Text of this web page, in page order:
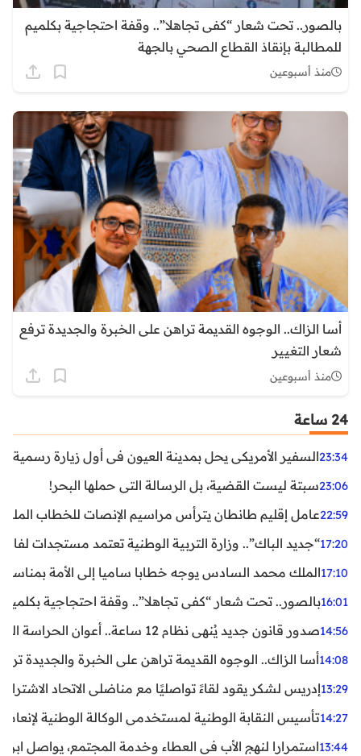
بالصور.. تحت شعار “كفى تجاهلا”.. وقفة احتجاجية بكلميم
للمطالبة بإنقاذ القطاع الصحي بالجهة
منذ أسبوعين
أسا الزاك.. الوجوه القديمة تراهن على الخبرة والجديدة ترفع
شعار التغيير
منذ أسبوعين
24 ساعة
23:34السفير الأمريكي يحل بمدينة العيون في أول زيارة رسمية
23:06سبتة ليست القضية، بل الرسالة التي حملها البحر!
22:59عامل إقليم طانطان يترأس مراسيم الإنصات للخطاب
17:20“جديد الباك”.. وزارة التربية الوطنية تعتمد مستجدات
17:10الملك محمد السادس يوجه خطابا ساميا إلى الأمة بمناسبة الذكرى الـ27
16:01بالصور.. تحت شعار “كفى تجاهلا”.. وقفة احتجاجية بكلميم
14:56صدور قانون جديد يُنهي نظام 12 ساعة.. أعوان الحراسة الخاصة يستفيدون من المدة القانونية للشغل
14:08أسا الزاك.. الوجوه القديمة تراهن على الخبرة والجديدة
13:29إدريس لشكر يقود لقاءً تواصليًا مع مناضلي الاتحاد
14:27تأسيس النقابة الوطنية لمستخدمي الوكالة الوطنية
13:44استمرارا لنهج الأب في العطاء وخدمة المجتمع، يواصل ابن